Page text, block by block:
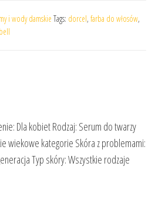
i wody damskie Tags: dorcel, farba do włosów,
Dla kobiet Rodzaj: Serum do twarzy
wiekowe kategorie Skóra z problemami:
Typ skóry: Wszystkie rodzaje